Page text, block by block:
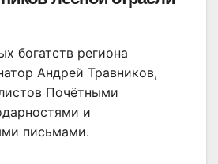
богатств региона
Андрей Травников,
Почётными
и
письмами.